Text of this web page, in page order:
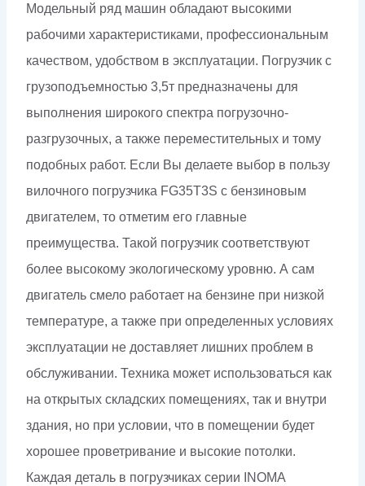
Модельный ряд машин обладают высокими
рабочими характеристиками, профессиональным
качеством, удобством в эксплуатации. Погрузчик с
грузоподъемностью 3,5т предназначены для
выполнения широкого спектра погрузочно-
разгрузочных, а также переместительных и тому
подобных работ. Если Вы делаете выбор в пользу
вилочного погрузчика FG35T3S с бензиновым
двигателем, то отметим его главные
преимущества. Такой погрузчик соответствуют
более высокому экологическому уровню. А сам
двигатель смело работает на бензине при низкой
температуре, а также при определенных условиях
эксплуатации не доставляет лишних проблем в
обслуживании. Техника может использоваться как
на открытых складских помещениях, так и внутри
здания, но при условии, что в помещении будет
хорошее проветривание и высокие потолки.
Каждая деталь в погрузчиках серии INOMA